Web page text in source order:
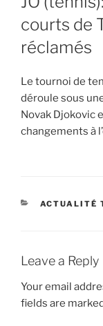
courts de
réclamés
Le tournoi de
déroule sous
Novak Djokovic
changements à
ACTUALITÉ
Leave a Reply
Your email
fields are